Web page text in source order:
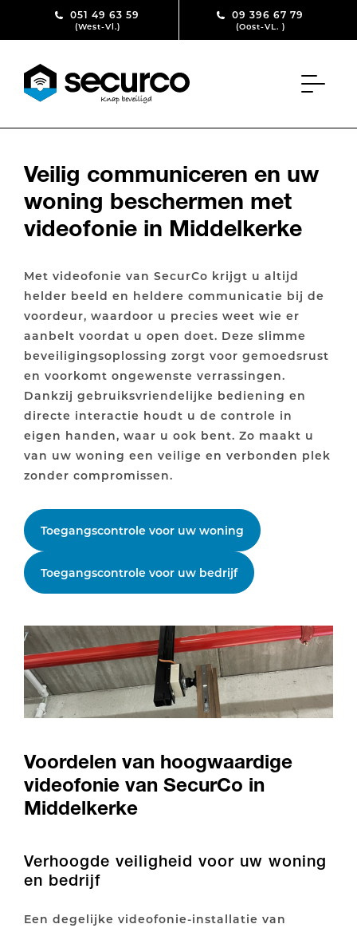
Skip to content051 49 63 59
(West-Vl.)
09 396 67 79
(Oost-VL. )
Veilig communiceren en uw
woning beschermen met
videofonie in Middelkerke
Met videofonie van SecurCo krijgt u altijd
helder beeld en heldere communicatie bij de
voordeur, waardoor u precies weet wie er
aanbelt voordat u open doet. Deze slimme
beveiligingsoplossing zorgt voor gemoedsrust
en voorkomt ongewenste verrassingen.
Dankzij gebruiksvriendelijke bediening en
directe interactie houdt u de controle in
eigen handen, waar u ook bent. Zo maakt u
van uw woning een veilige en verbonden plek
zonder compromissen.
Toegangscontrole voor uw woning
Toegangscontrole voor uw bedrijf
Voordelen van hoogwaardige
videofonie van SecurCo in
Middelkerke
Verhoogde veiligheid voor uw woning
en bedrijf
Een degelijke videofonie-installatie van